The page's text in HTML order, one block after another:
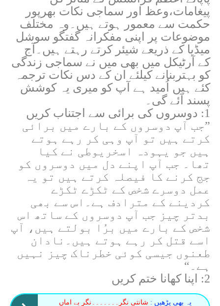
پیغامات،وعظ اور سماجی نکات بھرپور
حکمت سے معمور ہوتے ہیں۔وہ مختلف
موضوعات پر اپنی مفکرانہ گفتگو سوشل
میڈیا کے ذریعے شیئر کرتے رہتے ہیں۔آج
کے آرٹیکل میں بھی میں نے سماجی زندگی
کو بہتربنانے کیلئے ان کے دس نکات ترجمہ
کئے ہیں اُمید ہے آپ کو میری یہ کوشش
پسند آئے گی۔
1: دوسروں کی برائی سے اجتناب کریں
”جب آپ دوسروں کے بارے میں برائی
کرتے ہیں تو آپ وہی کر رہے ہوتے
ہیں جو یہودہ اسخریوطی نے کیا
تھا۔ جب آپ اپنے دل میں دوسروں کو
جج کرنے کا فیصلہ کرتے ہیں تو یہ
عمل دوسرے شخص کے ٹکڑے ٹکڑے
کردینے کے مترادف ہے۔اس سے بھی
بدتر چیز جب آپ دوسروں کے ساتھ اس
شخص کے بارے میں برُا بولتے ہیں، آپ
اسے قتل کر رہے ہوتے ہیں۔نادان
طعنوں جیسی کوئی خطرناک چیز نہیں
ہے۔“
2: اپنا کھانا ختم کریں
یہ بھی پڑھیں : شانتی نگر۔۔۔۔۔۔۔نگر بے اماں